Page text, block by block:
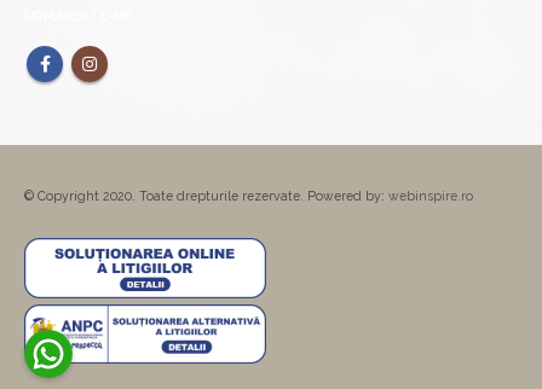
© Copyright 2020. Toate drepturile rezervate. Powered by: webinspire.ro